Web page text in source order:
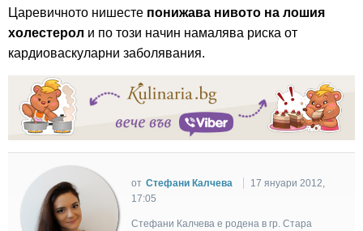
Царевичното нишесте понижава нивото на лошия
холестерол и по този начин намалява риска от
кардиоваскуларни заболявания.
от Стефани Калчева
17 януари 2012,
17:05
Стефани Калчева е родена в гр. Стара